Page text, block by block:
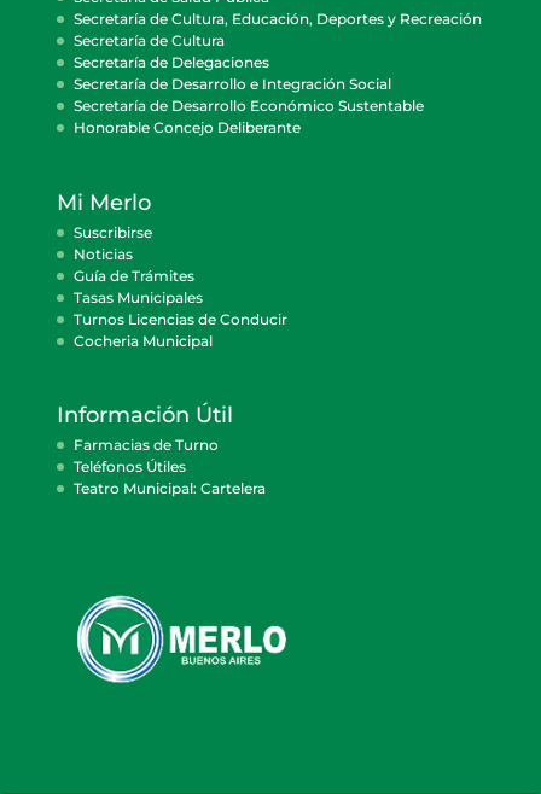
Secretaría de Cultura, Educación, Deportes y Recreación
Secretaría de Cultura
Secretaría de Delegaciones
Secretaría de Desarrollo e Integración Social
Secretaría de Desarrollo Económico Sustentable
Honorable Concejo Deliberante
Mi Merlo
Suscribirse
Noticias
Guía de Trámites
Tasas Municipales
Turnos Licencias de Conducir
Cocheria Municipal
Información Útil
Farmacias de Turno
Teléfonos Útiles
Teatro Municipal: Cartelera